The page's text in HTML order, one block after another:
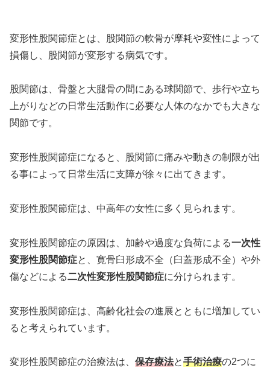
変形性股関節症とは、股関節の軟骨が摩耗や変性によって
損傷し、股関節が変形する病気です。
股関節は、骨盤と大腿骨の間にある球関節で、歩行や立ち
上がりなどの日常生活動作に必要な人体のなかでも大きな
関節です。
変形性股関節症になると、股関節に痛みや動きの制限が出
る事によって日常生活に支障が徐々に出てきます。
変形性股関節症は、中高年の女性に多く見られます。
変形性股関節症の原因は、加齢や過度な負荷による一次性
変形性股関節症と、寛骨臼形成不全（臼蓋形成不全）や外
傷などによる二次性変形性股関節症に分けられます。
変形性股関節症は、高齢化社会の進展とともに増加してい
ると考えられています。
変形性股関節症の治療法は、 保存療法と手術治療の2つに